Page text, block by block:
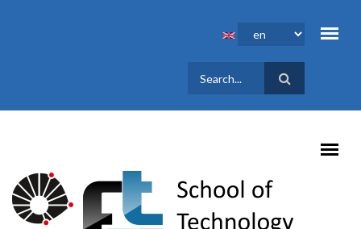
SEARCH
FORM